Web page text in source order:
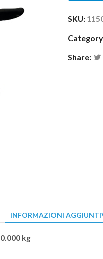
SKU:
Share:
INFORMAZIONI
0.000 kg